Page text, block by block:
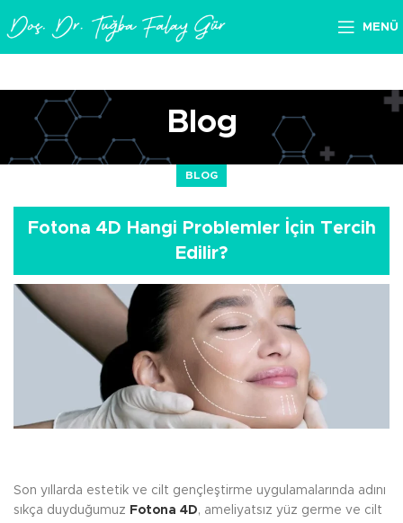
MENÜ
Blog
BLOG
Fotona 4D Hangi Problemler İçin Tercih
Edilir?
Son yıllarda estetik ve cilt gençleştirme uygulamalarında adını
sıkça duyduğumuz Fotona 4D, ameliyatsız yüz germe ve cilt